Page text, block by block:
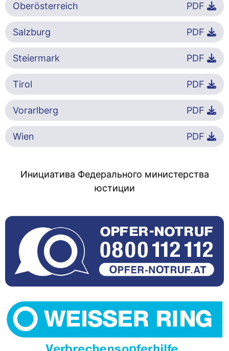
Oberösterreich PDF
Salzburg PDF
Steiermark PDF
Tirol PDF
Vorarlberg PDF
Wien PDF
Инициатива Федерального министерства
юстиции